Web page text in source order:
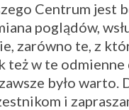
Centrum jest
poglądów,
zarówno te, z
też w te odmienne
było warto.
i